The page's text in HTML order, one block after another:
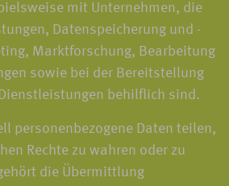
mit Unternehmen, die
Datenspeicherung und -
Marktforschung, Bearbeitung
sowie bei der Bereitstellung
behilflich sind.
personenbezogene Daten teilen,
Rechte zu wahren oder zu
die Übermittlung